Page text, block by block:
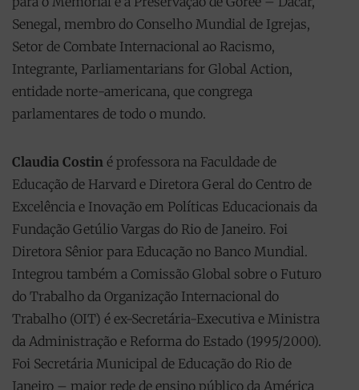
Senegal, membro do Conselho Mundial de Igrejas,
Setor de Combate Internacional ao Racismo,
Integrante, Parliamentarians for Global Action,
entidade norte-americana, que congrega
parlamentares de todo o mundo.
Claudia Costin é professora na Faculdade de
Educação de Harvard e Diretora Geral do Centro de
Excelência e Inovação em Políticas Educacionais da
Fundação Getúlio Vargas do Rio de Janeiro. Foi
Diretora Sênior para Educação no Banco Mundial.
Integrou também a Comissão Global sobre o Futuro
do Trabalho da Organização Internacional do
Trabalho (OIT) é ex-Secretária-Executiva e Ministra
da Administração e Reforma do Estado (1995/2000).
Foi Secretária Municipal de Educação do Rio de
Janeiro – maior rede de ensino público da América